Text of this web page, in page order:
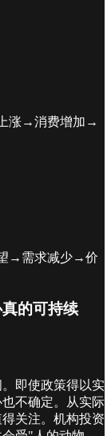
涨→消费增加→
→需求减少→价
的可持续
即使政策得以实
不确定。从实际
关注。机构投资